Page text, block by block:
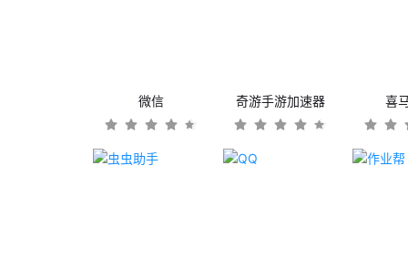
微信 奇游手游加速器 喜